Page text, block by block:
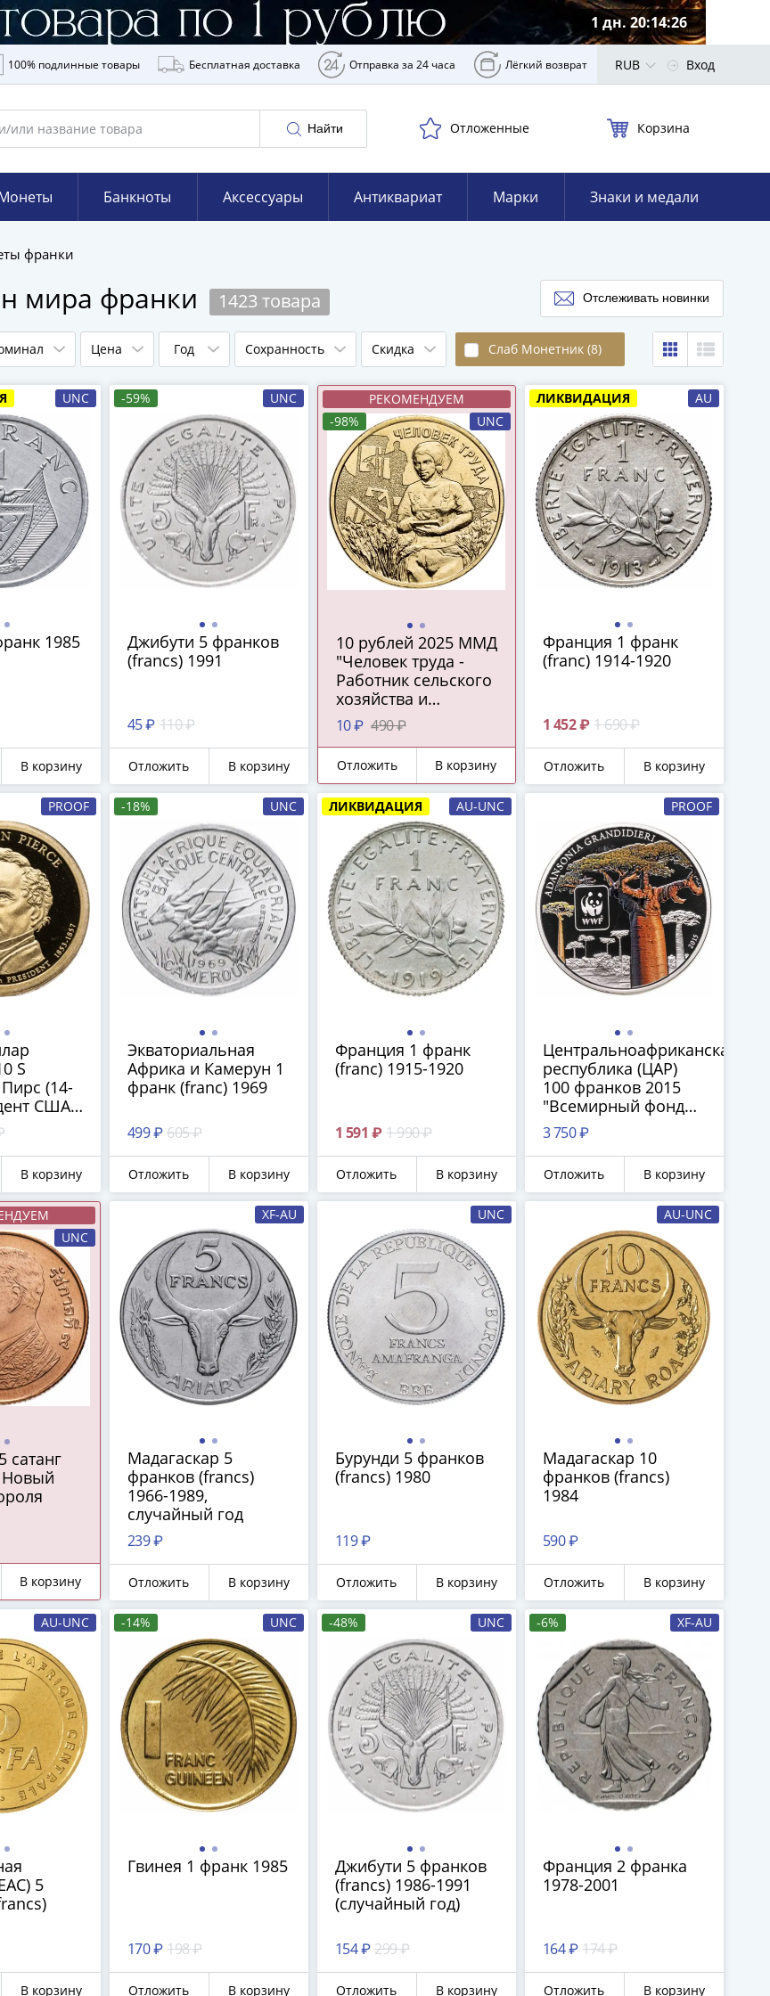
1 дн. 20:14:25
100% подлинные товары Бесплатная доставка Отправка за 24 часа Лёгкий возврат RUB Вход
Найти Отложенные Корзина
Банкноты Аксессуары Антиквариат Марки Знаки и медали
франки
мира франки 1423 товара Отслеживать новинки
Цена Год Сохранность Скидка Слаб Монетник (8)
UNC
1985
В корзину
-59% UNC
Джибути 5 франков
(francs) 1991
45 ₽ 110 ₽
Отложить В корзину
РЕКОМЕНДУЕМ
-98%
UNC
10 рублей 2025 ММД
"Человек труда -
Работник сельского
хозяйства и
перерабатывающей
промышленности"
10 ₽ 490 ₽
Отложить В корзину
ЛИКВИДАЦИЯ AU
Франция 1 франк
(franc) 1914-1920
1 452 ₽ 1 690 ₽
Отложить В корзину
PROOF
S
(14-
США),
В корзину
-18% UNC
Экваториальная
Африка и Камерун 1
франк (franc) 1969
499 ₽ 605 ₽
Отложить В корзину
ЛИКВИДАЦИЯ AU-UNC
Франция 1 франк
(franc) 1915-1920
1 591 ₽ 1 990 ₽
Отложить В корзину
PROOF
Центральноафриканская
республика (ЦАР)
100 франков 2015
"Всемирный фонд
дикой природы
WWF - Баобаб"
3 750 ₽
Отложить В корзину
UNC
сатанг
Новый
В корзину
XF-AU
Мадагаскар 5
франков (francs)
1966-1989,
случайный год
239 ₽
Отложить В корзину
UNC
Бурунди 5 франков
(francs) 1980
119 ₽
Отложить В корзину
AU-UNC
Мадагаскар 10
франков (francs)
1984
590 ₽
Отложить В корзину
AU-UNC
5
В корзину
-14% UNC
Гвинея 1 франк 1985
170 ₽ 198 ₽
Отложить В корзину
-48% UNC
Джибути 5 франков
(francs) 1986-1991
(случайный год)
154 ₽ 299 ₽
Отложить В корзину
-6% XF-AU
Франция 2 франка
1978-2001
164 ₽ 174 ₽
Отложить В корзину